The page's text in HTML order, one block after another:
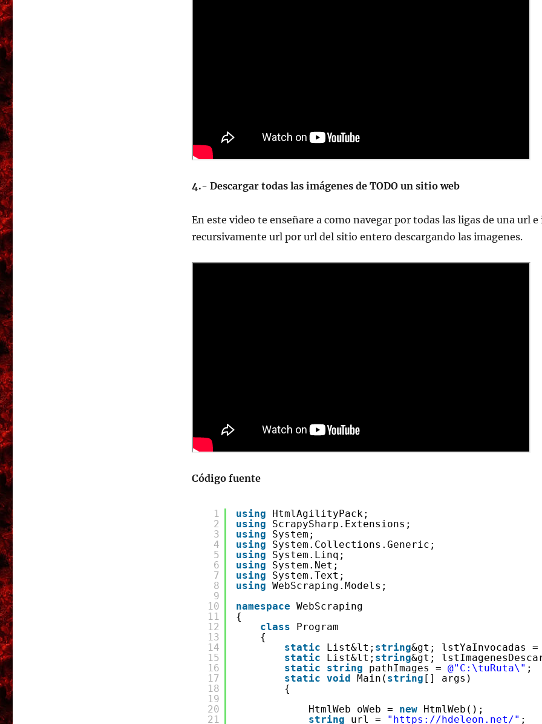
4.- Descargar todas las imágenes de TODO un sitio web
En este video te enseñare a como navegar por todas las ligas de una url e
recursivamente url por url del sitio entero descargando las imagenes.
Código fuente
1
2
3
4
5
6
7
8
9
10
11
12
13
14
15
16
17
18
19
20
21
using
HtmlAgilityPack;
using
ScrapySharp.Extensions;
using
System;
using
System.Collections.Generic;
using
System.Linq;
using
System.Net;
using
System.Text;
using WebScraping.Models;
namespace WebScraping
{
class
Program
{
static
List&lt; string&gt; lstYaInvocadas
static
List&lt; string&gt;
static
string pathImages = @"C:\tuRuta\" ;
static void Main( string [] args)
{
HtmlWeb oWeb = new HtmlWeb();
string
url = " https://hdeleon.net/" ;